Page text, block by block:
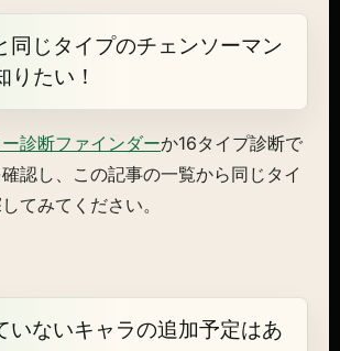
同じタイプのチェンソーマン
りたい！
診断ファインダーか16タイプ診断で
認し、この記事の一覧から同じタイ
てみてください。
いないキャラの追加予定はあ